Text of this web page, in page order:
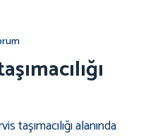
taşımacılığı alanında